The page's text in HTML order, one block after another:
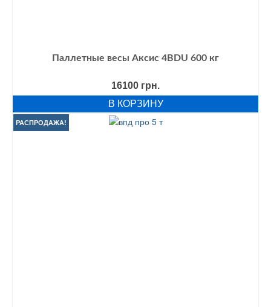
Паллетные весы Аксис 4BDU 600 кг
16100 грн.
В КОРЗИНУ
РАСПРОДАЖА!